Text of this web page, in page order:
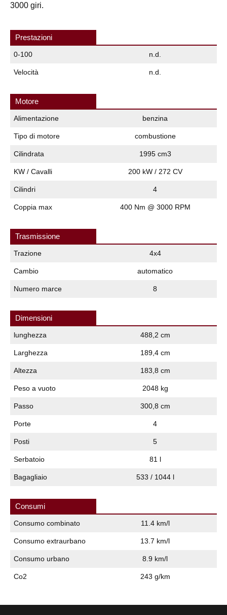
3000 giri.
Prestazioni
0-100 n.d.
Velocità n.d.
Motore
Alimentazione benzina
Tipo di motore combustione
Cilindrata 1995 cm3
KW / Cavalli 200 kW / 272 CV
Cilindri 4
Coppia max 400 Nm @ 3000 RPM
Trasmissione
Trazione 4x4
Cambio automatico
Numero marce 8
Dimensioni
lunghezza 488,2 cm
Larghezza 189,4 cm
Altezza 183,8 cm
Peso a vuoto 2048 kg
Passo 300,8 cm
Porte 4
Posti 5
Serbatoio 81 l
Bagagliaio 533 / 1044 l
Consumi
Consumo combinato 11.4 km/l
Consumo extraurbano 13.7 km/l
Consumo urbano 8.9 km/l
Co2 243 g/km